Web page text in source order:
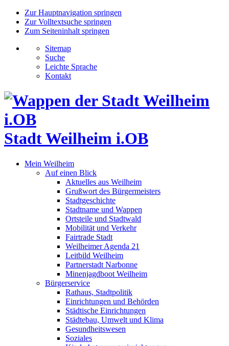
Zur Hauptnavigation springen
Zur Volltextsuche springen
Zum Seiteninhalt springen
Sitemap
Suche
Leichte Sprache
Kontakt
Stadt Weilheim i.OB
Mein Weilheim
Auf einen Blick
Aktuelles aus Weilheim
Grußwort des Bürgermeisters
Stadtgeschichte
Stadtname und Wappen
Ortsteile und Stadtwald
Mobilität und Verkehr
Fairtrade Stadt
Weilheimer Agenda 21
Leitbild Weilheim
Partnerstadt Narbonne
Minenjagdboot Weilheim
Bürgerservice
Rathaus, Stadtpolitik
Einrichtungen und Behörden
Städtische Einrichtungen
Städtebau, Umwelt und Klima
Gesundheitswesen
Soziales